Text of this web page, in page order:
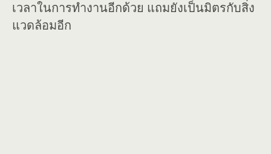
เวลาในการทำงานอีกด้วย แถมยังเป็นมิตรกับสิ่ง
แวดล้อมอีก